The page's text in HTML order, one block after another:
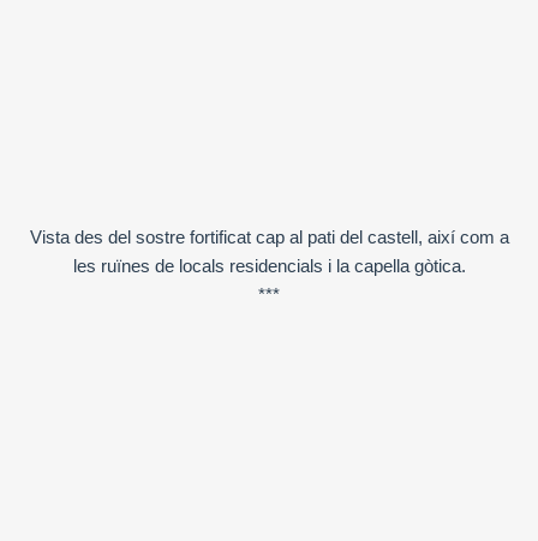
Vista des del sostre fortificat cap al pati del castell, així com a
les ruïnes de locals residencials i la capella gòtica.
***